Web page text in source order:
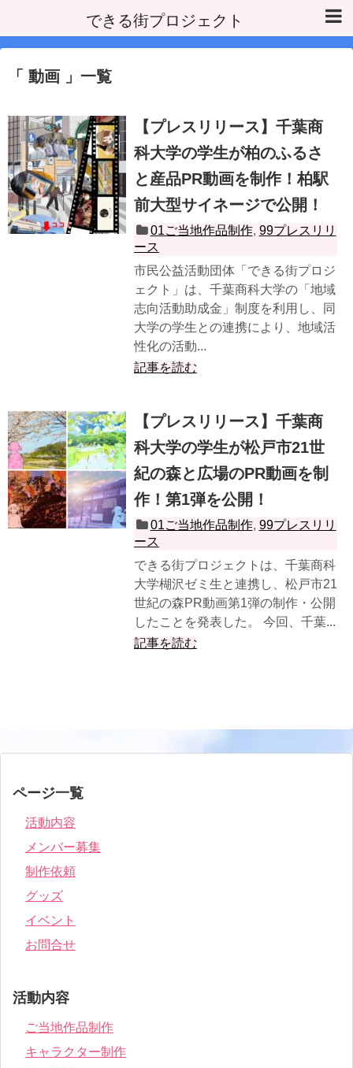
できる街プロジェクト
動画 一覧
【プレスリリース】千葉商
科大学の学生が柏のふるさ
と産品PR動画を制作！柏駅
前大型サイネージで公開！
01ご当地作品制作, 99プレスリリ
ース
市民公益活動団体「できる街プロジ
ェクト」は、千葉商科大学の「地域
志向活動助成金」制度を利用し、同
大学の学生との連携により、地域活
性化の活動...
記事を読む
【プレスリリース】千葉商
科大学の学生が松戸市21世
紀の森と広場のPR動画を制
作！第1弾を公開！
01ご当地作品制作, 99プレスリリ
ース
できる街プロジェクトは、千葉商科
大学楜沢ゼミ生と連携し、松戸市21
世紀の森PR動画第1弾の制作・公開
したことを発表した。 今回、千葉...
記事を読む
ページ一覧
活動内容
メンバー募集
制作依頼
グッズ
イベント
お問合せ
活動内容
ご当地作品制作
キャラクター制作